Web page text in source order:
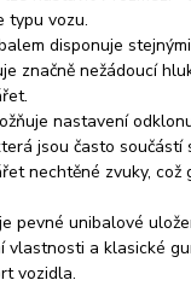
typu vozu.
disponuje
značně nežádoucí
nastavení
jsou často součástí
nechtěné zvuky, což
pevné unibalové
vlastnosti a klasické
vozidla.